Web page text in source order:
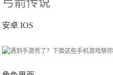
安卓 IOS